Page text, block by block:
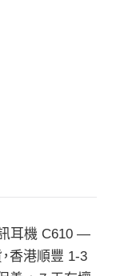
耳機 C610 —
香港順豐 1-3